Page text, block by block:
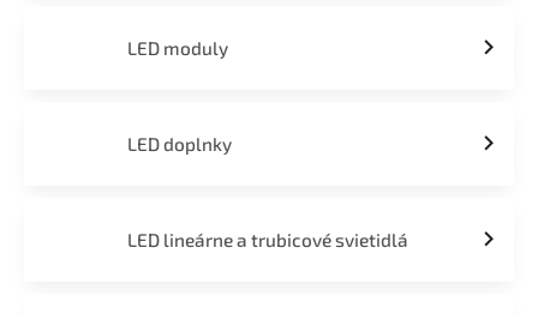
LED moduly
LED doplnky
LED lineárne a trubicové svietidlá